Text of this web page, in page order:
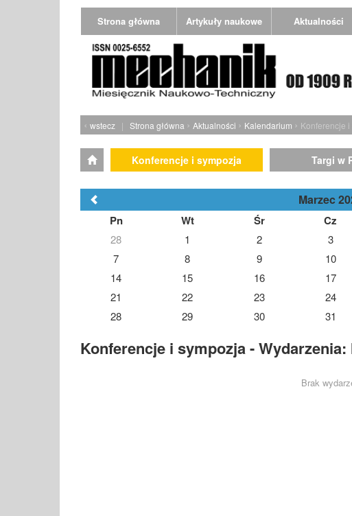
Strona główna Artykuły naukowe Aktualności
‹ wstecz | Strona główna › Aktualności › Kalendarium › Konferencje
Konferencje i sympozja Targi w
Marzec
Pn Wt Śr Cz
28 1 2 3
7
8 9 10
14
15 16 17
21
22 23 24
28
29 30 31
Konferencje i sympozja - Wydarzenia:
Brak